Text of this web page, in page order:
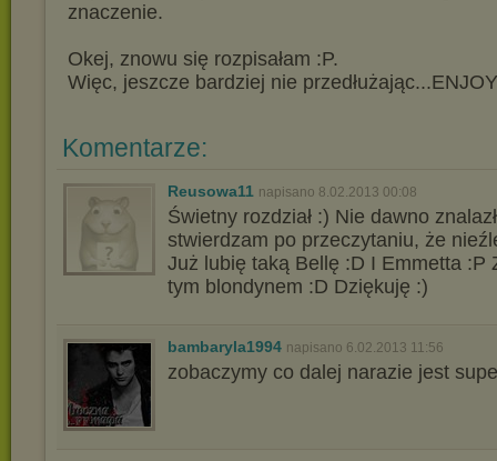
znaczenie.
Okej, znowu się rozpisałam :P.
Więc, jeszcze bardziej nie
Komentarze:
Reusowa11 napisano 8.02.2013 00:08
Świetny rozdział :) Nie dawno
stwierdzam po przeczytaniu, że
Już lubię taką Bellę :D I Emmetta :P
tym blondynem :D Dziękuję :)
bambaryla1994 napisano 6.02.2013 11:56
zobaczymy co dalej narazie jest